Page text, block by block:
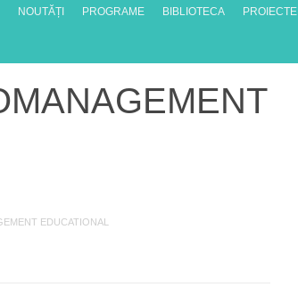
NOUTĂȚI PROGRAME BIBLIOTECA PROIECTE
EDUCATIONAL